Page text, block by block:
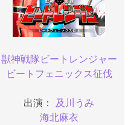
獣神戦隊ビートレンジャー
ビートフェニックス征伐
出演： 及川うみ
海北麻衣